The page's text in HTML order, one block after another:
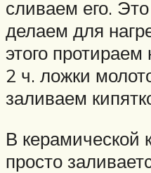
сливаем его.
делаем для
этого
2 ч. ложки
заливаем
В керамической
просто